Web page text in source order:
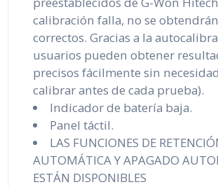
calibración falla, no se
correctos. Gracias a la
usuarios pueden obtener
precisos fácilmente sin
calibrar antes de cada prueba).
Indicador de batería baja.
Panel táctil.
LAS FUNCIONES DE
AUTOMÁTICA Y APAGADO
ESTÁN DISPONIBLES